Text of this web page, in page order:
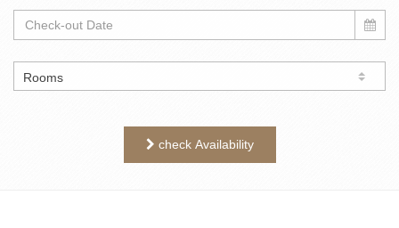
check Availability